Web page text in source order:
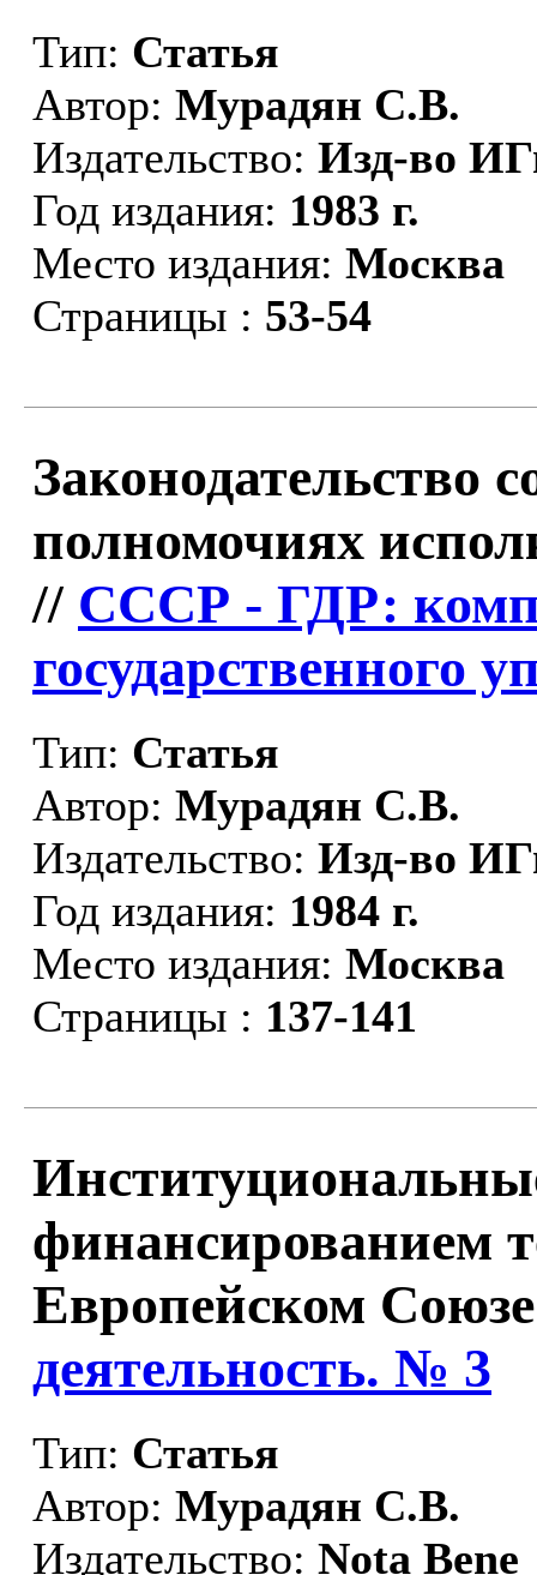
Тип: Статья
Автор: Мурадян С.В.
Издательство: Изд-во
Год издания: 1983 г.
Место издания: Москва
Страницы : 53-54
Законодательство
полномочиях
// СССР - ГДР:
государственного
Тип: Статья
Автор: Мурадян С.В.
Издательство: Изд-во
Год издания: 1984 г.
Место издания: Москва
Страницы : 137-141
финансированием
Европейском
деятельность. № 3
Тип: Статья
Автор: Мурадян С.В.
Издательство: Nota Bene